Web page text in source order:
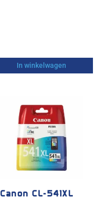
In winkelwagen
Canon CL-541XL